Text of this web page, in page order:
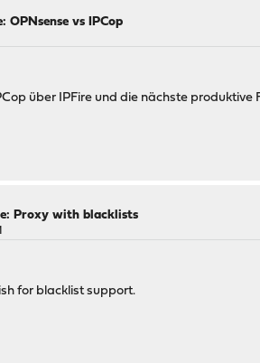
OPNsense vs IPCop
über IPFire und die nächste
Proxy with blacklists
for blacklist support.